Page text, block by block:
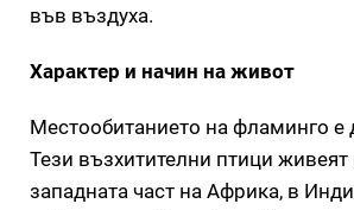
във въздуха.
Характер и начин на живот
Местообитанието на фламинго е
Тези възхитителни птици живеят
западната част на Африка, в